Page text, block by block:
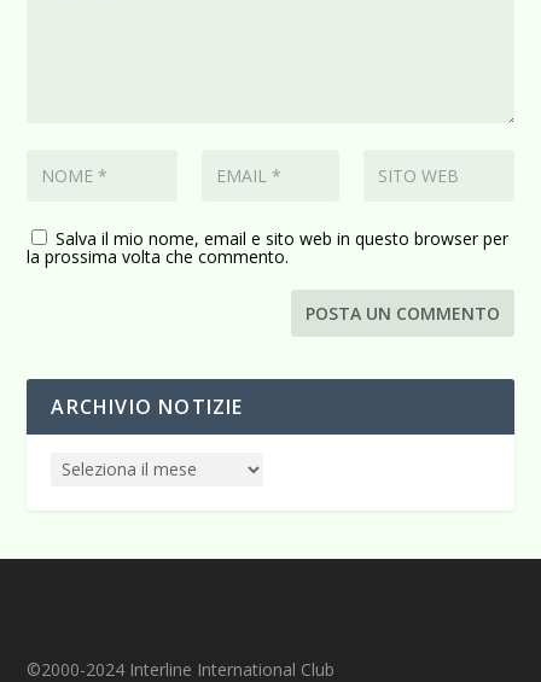
Salva il mio nome, email e sito web in questo browser per
la prossima volta che commento.
ARCHIVIO NOTIZIE
©2000-2024 Interline International Club